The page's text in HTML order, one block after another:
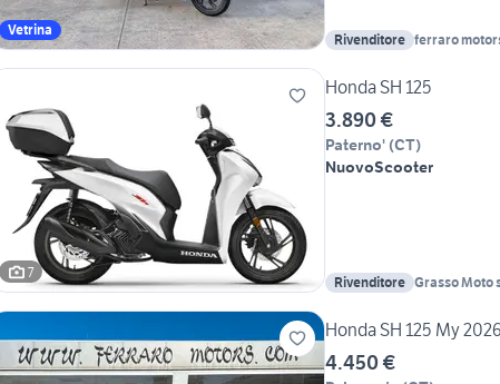
Vetrina
Rivenditore ferraro
7
Honda SH 125
3.890 €
Paterno' (CT)
NuovoScooter
Rivenditore Grasso Moto
Honda SH 125 My
4.450 €